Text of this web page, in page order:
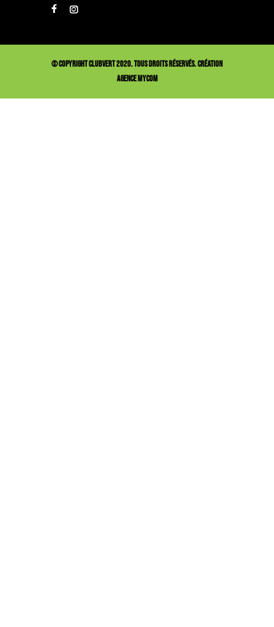
© COPYRIGHT CLUBVERT 2020. TOUS DROITS RÉSERVÉS. CRÉATION
AGENCE MYCOM